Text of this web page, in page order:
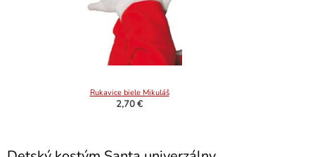
Rukavice biele Mikuláš
2,70 €